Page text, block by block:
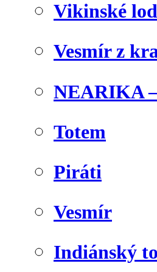
Vikinské
Vesmír z
NEARIKA
Totem
Piráti
Vesmír
Indiánský